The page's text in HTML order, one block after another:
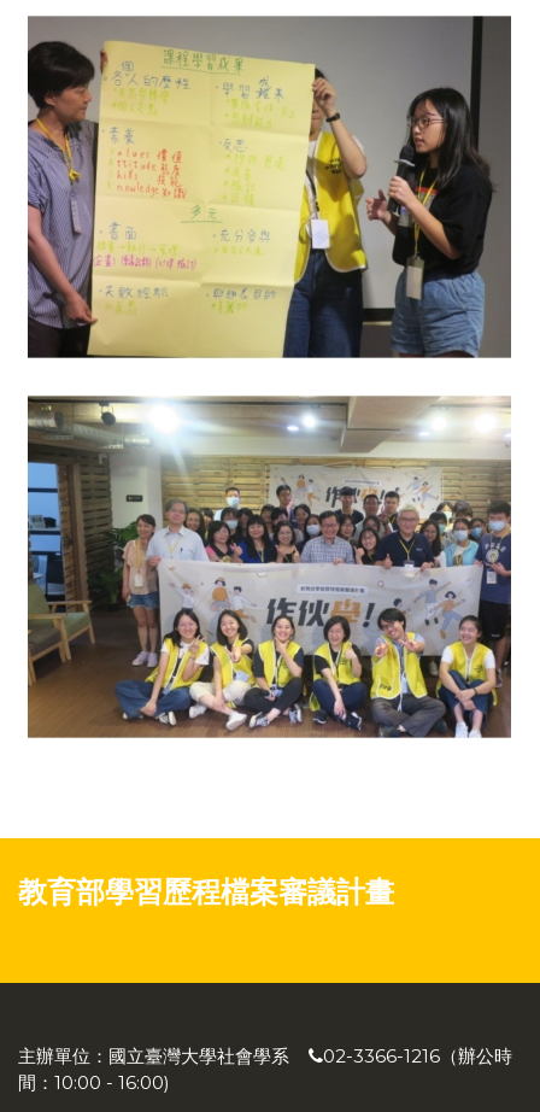
教育部學習歷程檔案審議計畫
主辦單位：國立臺灣大學社會學系
02-3366-1216（辦公時
間：10:00 - 16:00)